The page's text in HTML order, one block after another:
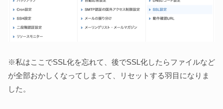
※私はここでSSL化を忘れて、後でSSL化したらファイルなど
が全部おかしくなってしまって、リセットする羽目になりま
した。